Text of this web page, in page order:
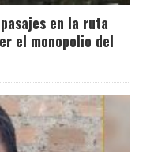
en la ruta
el monopolio del